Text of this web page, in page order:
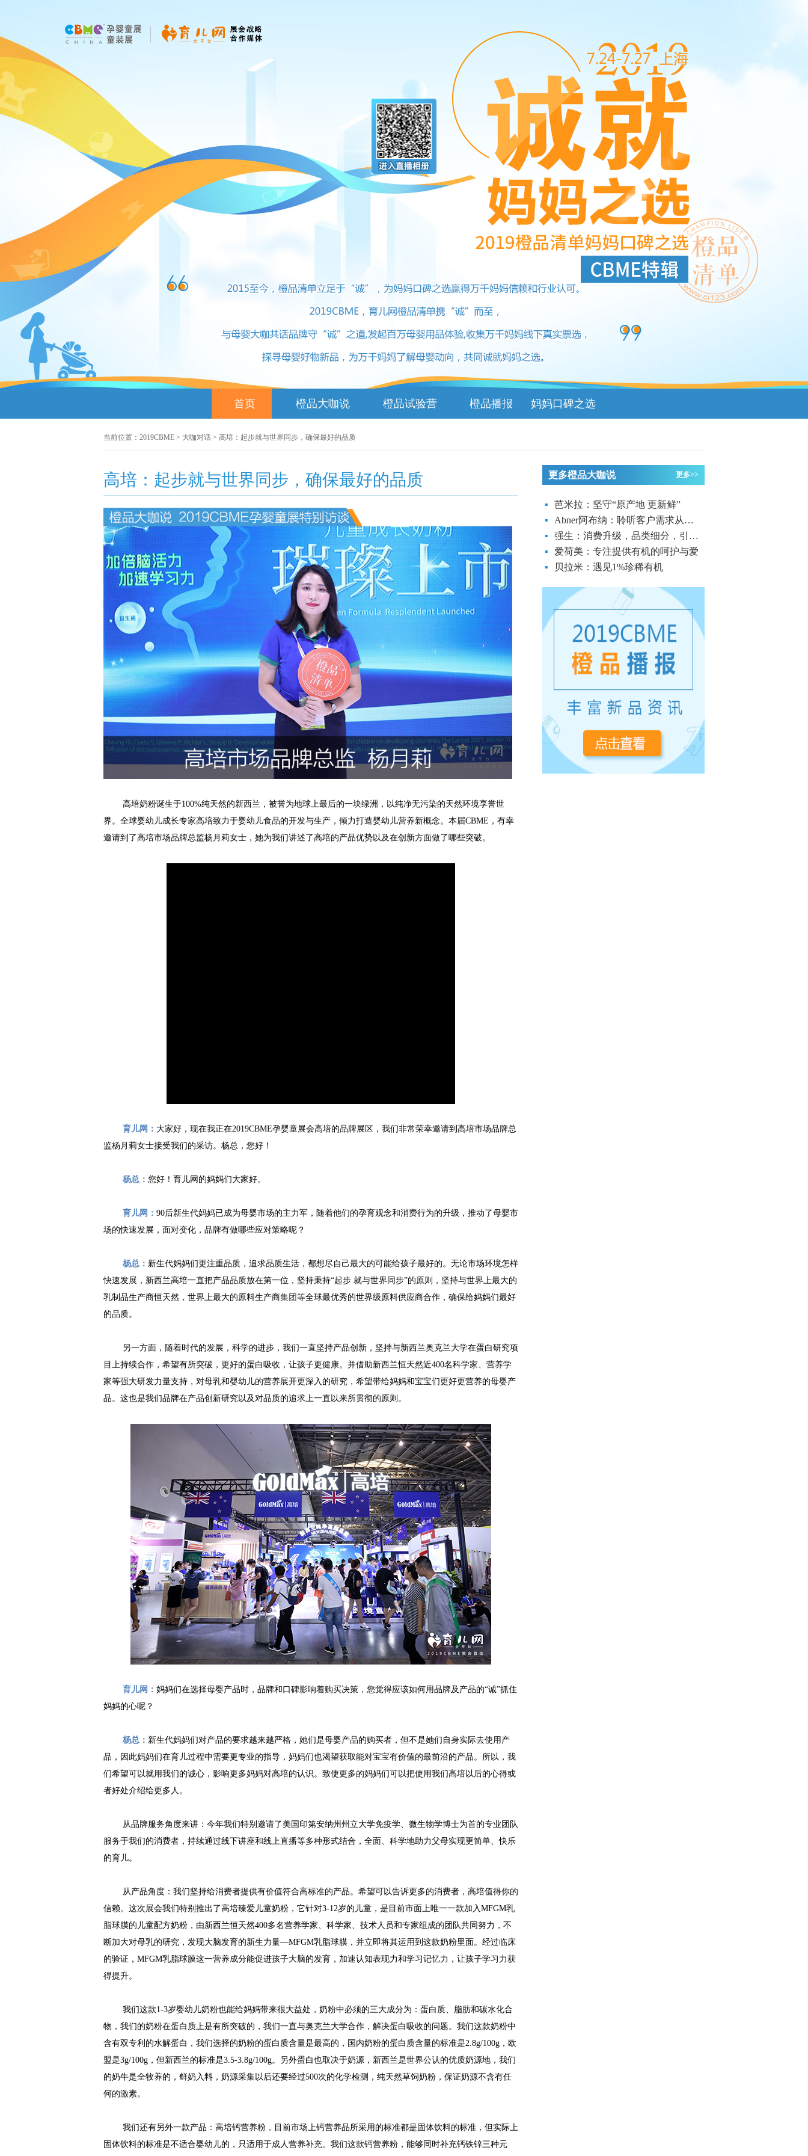
首页 橙品大咖说 橙品试验营 橙品播报 妈妈口碑之选
当前位置： 2019CBME > 大咖对话 > 高培：起步就与世界同步，确保最好的品质
高培：起步就与世界同步，确保最好的品质
高培奶粉诞生于100%纯天然的新西兰，被誉为地球上最后的一块绿洲，以纯净无污染的天然环境享誉世
界。全球婴幼儿成长专家高培致力于婴幼儿食品的开发与生产，倾力打造婴幼儿营养新概念。本届CBME，有幸
邀请到了高培市场品牌总监杨月莉女士，她为我们讲述了高培的产品优势以及在创新方面做了哪些突破。
育儿网： 大家好，现在我正在2019CBME孕婴童展会高培的品牌展区，我们非常荣幸邀请到高培市场品牌总
监杨月莉女士接受我们的采访。杨总，您好！
杨总： 您好！育儿网的妈妈们大家好。
育儿网： 90后新生代妈妈已成为母婴市场的主力军，随着他们的孕育观念和消费行为的升级，推动了母婴市
场的快速发展，面对变化，品牌有做哪些应对策略呢？
杨总： 新生代妈妈们更注重品质，追求品质生活，都想尽自己最大的可能给孩子最好的。无论市场环境怎样
快速发展，新西兰高培一直把产品品质放在第一位，坚持秉持“起步 就与世界同步”的原则，坚持与世界上最大的
乳制品生产商恒天然，世界上最大的原料生产商集团等全球最优秀的世界级原料供应商合作，确保给妈妈们最好
的品质。
另一方面，随着时代的发展，科学的进步，我们一直坚持产品创新， 坚持与新西兰奥克兰大学在蛋白研究项
目上持续合作 ，希望有所突破，更好的蛋白吸收，让孩子更健康。并借助新西兰恒天然近400名科学家、营养学
家等强大研发力量支持 ，对母乳和婴幼儿的营养展开更深入的研究，希望带给妈妈和宝宝们更好更营养的母婴产
品。这也是我们品牌在产品创新研究以及对品质的追求上一直以来所贯彻的原则。
育儿网： 妈妈们在选择母婴产品时，品牌和口碑影响着购买决策，您觉得应该如何用品牌及产品的“诚”抓住
妈妈的心呢？
杨总： 新生代妈妈们对产品的要求越来越严格，她们是母婴产品的购买者，但不是她们自身实际去使用产
品，因此妈妈们在育儿过程中需要更专业的指导，妈妈们也渴望获取能对宝宝有价值的最前沿的产品。所以，我
们希望可以就用我们的诚心，影响更多妈妈对高培的认识。致使更多的妈妈们可以把使用我们高培以后的心得或
者好处介绍给更多人。
从品牌服务角度来讲：今年我们特别邀请了美国印第安纳州州立大学免疫学、微生物学博士为首的专业团队
服务于我们的消费者， 持续通过线下讲座和线上直播等多种形式结合，全面、科学地助力父母实现更简单、快乐
的育儿。
从产品角度：我们坚持给消费者提供有价值符合高标准的产品。希望可以告诉更多的消费者，高培值得你的
信赖。这次展会我们特别推出了高培臻爱儿童奶粉，它针对3-12岁的儿童，是 目前市面上唯一一款加入MFGM乳
脂球膜的儿童配方奶粉，由新西兰恒天然400多名营养学家、科学家、技术人员和专家组成的团队共同努力，不
断加大对母乳的研究，发现大脑发育的新生力量—MFGM乳脂球膜， 并立即将其运用到这款奶粉里面。经过临床
的验证， MFGM乳脂球膜这一营养成分能促进孩子大脑的发育，加速认知表现力和学习记忆力， 让孩子学习力获
得提升。
我们这款1-3岁婴幼儿奶粉也能给妈妈带来很大益处，奶粉中必须的三大成分为：蛋白质、脂肪和碳水化合
物，我们的奶粉在蛋白质上是有所突破的，我们一直与奥克兰大学合作，解决蛋白吸收的问题。我们这款奶粉中
含有双专利的水解蛋白，我们选择的奶粉的蛋白质含量是最高的，国内奶粉的蛋白质含量的标准是2.8g/100g，欧
盟是3g/100g，但新西兰的标准是3.5-3.8g/100g。另外蛋白也取决于奶源，新西兰是世界公认的优质奶源地，我们
的奶牛是全牧养的，鲜奶入料，奶源采集以后还要经过500次的化学检测，纯天然草饲奶粉，保证奶源不含有任
何的激素。
我们还有另外一款产品：高培钙营养粉， 目前市场上钙营养品所采用的标准都是固体饮料的标准，但实际上
固体饮料的标准是不适合婴幼儿的，只 适用于成人营养补充。我们这款钙营养粉，能够同时补充钙铁锌三种元
更多橙品大咖说 更多>>
▪
芭米拉：坚守“原产地 更新鲜”
▪
Abner阿布纳：聆听客户需求从安全做起
▪
强生：消费升级，品类细分，引领母婴护肤新理念
▪
爱荷美：专注提供有机的呵护与爱
▪
贝拉米：遇见1%珍稀有机